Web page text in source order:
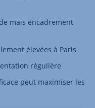
mais encadrement
élevées à Paris
régulière
peut maximiser les